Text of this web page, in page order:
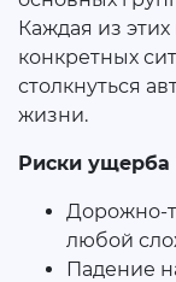
Каждая из
конкретных
столкнуться
жизни.
Риски ущерба
Дорожно-
любой
Падение